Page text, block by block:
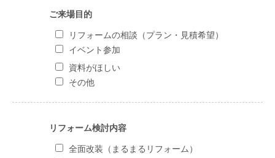
ご来場目的
リフォームの相談（プラン・見積希望）
イベント参加
資料がほしい
その他
リフォーム検討内容
全面改装（まるまるリフォーム）